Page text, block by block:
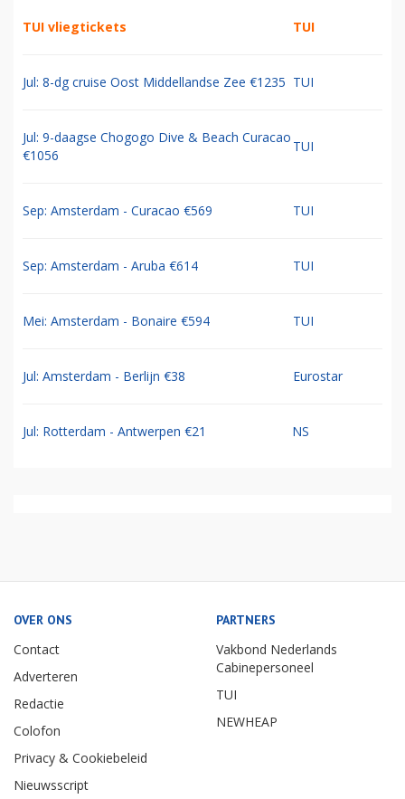
TUI vliegtickets TUI
Jul: 8-dg cruise Oost Middellandse Zee €1235 TUI
Jul: 9-daagse Chogogo Dive & Beach Curacao
€1056
TUI
Sep: Amsterdam - Curacao €569 TUI
Sep: Amsterdam - Aruba €614 TUI
Mei: Amsterdam - Bonaire €594 TUI
Jul: Amsterdam - Berlijn €38 Eurostar
Jul: Rotterdam - Antwerpen €21 NS
OVER ONS
Contact
Adverteren
Redactie
Colofon
Privacy & Cookiebeleid
Nieuwsscript
PARTNERS
Vakbond Nederlands
Cabinepersoneel
TUI
NEWHEAP